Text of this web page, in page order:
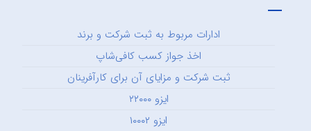
ادارات مربوط به ثبت شرکت و برند
اخذ جواز کسب کافی‌شاپ
ثبت شرکت و مزایای آن برای کارآفرینان
ایزو ۲۲۰۰۰
ایزو ۱۰۰۰۲